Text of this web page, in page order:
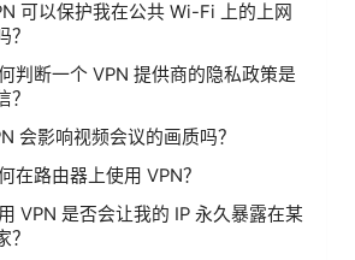
可以保护我在公共 Wi-Fi 上的上网
？
判断一个 VPN 提供商的隐私政策是
？
会影响视频会议的画质吗？
在路由器上使用 VPN？
VPN 是否会让我的 IP 永久暴露在某
？